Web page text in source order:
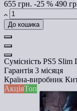
655 грн. -25 % 490
До кошика
Сумісність PS5 Slim
Гарантія 3 місяця
Країна-виробник
АкціяТоп